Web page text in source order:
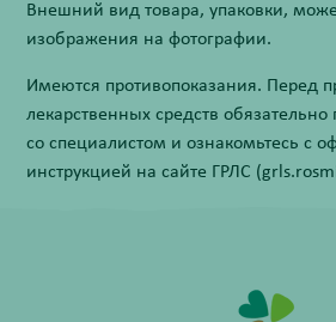
Внешний вид товара, упаковки,
изображения на фотографии.
Имеются противопоказания. Перед
лекарственных средств обязательно
со специалистом и ознакомьтесь с
инструкцией на сайте ГРЛС